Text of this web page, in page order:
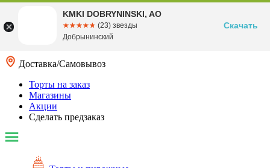
Доставка/Самовывоз
Торты на заказ
Магазины
Акции
Сделать предзаказ
KMKI DOBRYNINSKI, AO
☆☆☆☆☆
★★★★★ (23) звезды
Добрынинский
Скачать